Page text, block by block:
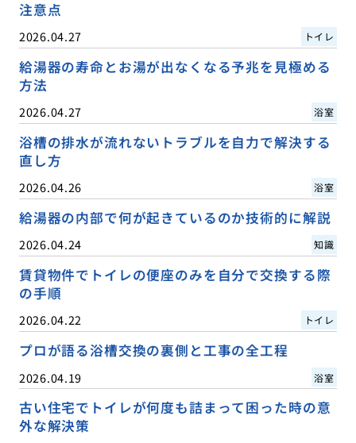
注意点
2026.04.27 トイレ
給湯器の寿命とお湯が出なくなる予兆を見極める
方法
2026.04.27 浴室
浴槽の排水が流れないトラブルを自力で解決する
直し方
2026.04.26 浴室
給湯器の内部で何が起きているのか技術的に解説
2026.04.24 知識
賃貸物件でトイレの便座のみを自分で交換する際
の手順
2026.04.22 トイレ
プロが語る浴槽交換の裏側と工事の全工程
2026.04.19 浴室
古い住宅でトイレが何度も詰まって困った時の意
外な解決策